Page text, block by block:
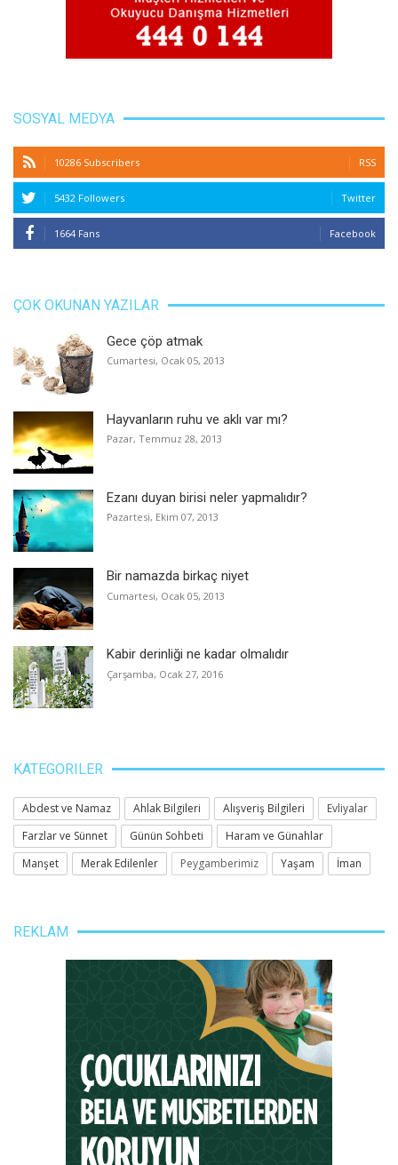
SOSYAL MEDYA
10286 Subscribers RSS
5432 Followers Twitter
1664 Fans Facebook
ÇOK OKUNAN YAZILAR
Gece çöp atmak
Cumartesi, Ocak 05, 2013
Hayvanların ruhu ve aklı var mı?
Pazar, Temmuz 28, 2013
Ezanı duyan birisi neler yapmalıdır?
Pazartesi, Ekim 07, 2013
Bir namazda birkaç niyet
Cumartesi, Ocak 05, 2013
Kabir derinliği ne kadar olmalıdır
Çarşamba, Ocak 27, 2016
KATEGORILER
Abdest ve Namaz Ahlak Bilgileri Alışveriş Bilgileri
Evliyalar
Farzlar ve Sünnet
Günün Sohbeti
Haram ve Günahlar
Manşet
Merak Edilenler Peygamberimiz Yaşam İman
REKLAM